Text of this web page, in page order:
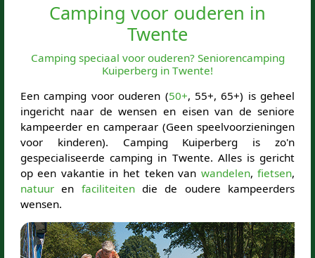
Camping voor ouderen in
Twente
Camping speciaal voor ouderen? Seniorencamping
Kuiperberg in Twente!
Een camping voor ouderen (50+, 55+, 65+) is geheel
ingericht naar de wensen en eisen van de seniore
kampeerder en camperaar (Geen speelvoorzieningen
voor kinderen). Camping Kuiperberg is zo'n
gespecialiseerde camping in Twente. Alles is gericht
op een vakantie in het teken van wandelen,fietsen,
natuuren faciliteitendie de oudere kampeerders
wensen.